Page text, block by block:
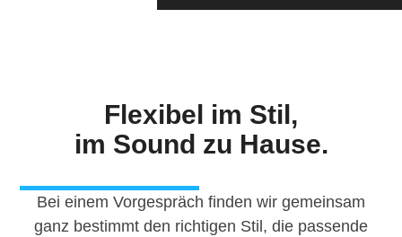
Flexibel im Stil,
im Sound zu Hause.
Bei einem Vorgespräch finden wir gemeinsam
ganz bestimmt den richtigen Stil, die passende